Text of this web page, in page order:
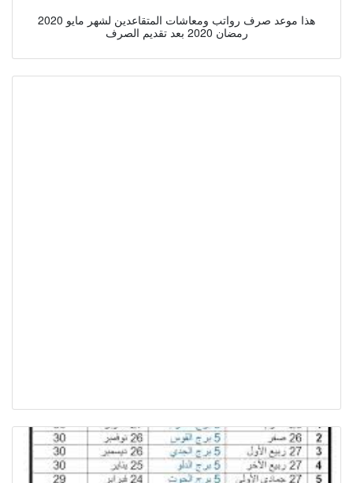
هذا موعد صرف رواتب ومعاشات المتقاعدين لشهر مايو 2020
رمضان 2020 بعد تقديم الصرف